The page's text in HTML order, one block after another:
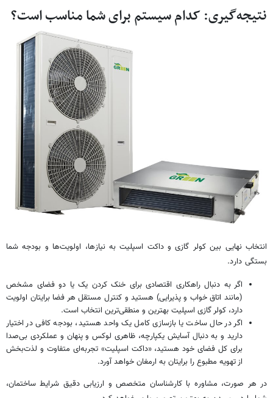
نتیجه‌گیری: کدام سیستم برای شما مناسب است؟
انتخاب نهایی بین کولر گازی و داکت اسپلیت به نیازها، اولویت‌ها و بودجه شما
بستگی دارد.
اگر به دنبال راهکاری اقتصادی برای خنک کردن یک یا دو فضای مشخص
(مانند اتاق خواب و پذیرایی) هستید و کنترل مستقل هر فضا برایتان اولویت
دارد، کولر گازی اسپلیت بهترین و منطقی‌ترین انتخاب است.
اگر در حال ساخت یا بازسازی کامل یک واحد هستید، بودجه کافی در اختیار
دارید و به دنبال آسایش یکپارچه، ظاهری لوکس و پنهان و عملکردی بی‌صدا
برای کل فضای خود هستید، «داکت اسپلیت» تجربه‌ای متفاوت و لذت‌بخش
از تهویه مطبوع را برایتان به ارمغان خواهد آورد.
در هر صورت، مشاوره با کارشناسان متخصص و ارزیابی دقیق شرایط ساختمان،